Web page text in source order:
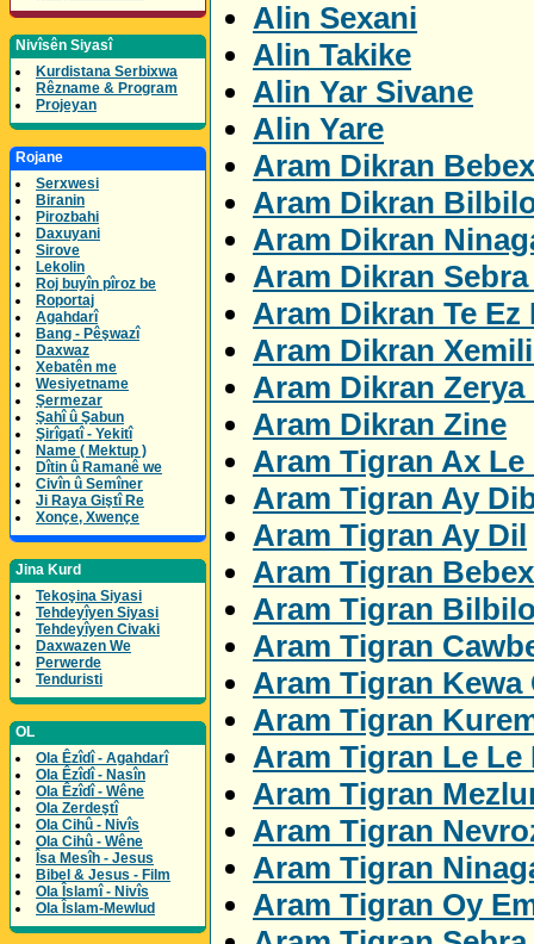
Nivîsên Siyasî
Kurdistana Serbixwa
Rêzname & Program
Projeyan
Rojane
Serxwesi
Biranin
Pirozbahi
Daxuyani
Sirove
Lekolin
Roj buyîn pîroz be
Roportaj
Agahdarî
Bang - Pêşwazî
Daxwaz
Xebatên me
Wesiyetname
Şermezar
Şahî û Şabun
Şirîgatî - Yekitî
Name ( Mektup )
Dîtin û Ramanê we
Civîn û Semîner
Ji Raya Giştî Re
Xonçe, Xwençe
Jina Kurd
Tekoşina Siyasi
Tehdeyîyen Siyasi
Tehdeyîyen Civaki
Daxwazen We
Perwerde
Tenduristi
OL
Ola Êzîdî - Agahdarî
Ola Êzîdî - Nasîn
Ola Êzîdî - Wêne
Ola Zerdeştî
Ola Cihû - Nivîs
Ola Cihû - Wêne
Îsa Mesîh - Jesus
Bibel & Jesus - Film
Ola Îslamî - Nivîs
Ola Îslam-Mewlud
Alin Sexani
Alin Takike
Alin Yar Sivane
Alin Yare
Aram Dikran
Aram Dikran
Aram Dikran
Aram Dikran
Aram Dikran Te
Aram Dikran
Aram Dikran Zerya
Aram Dikran Zine
Aram Tigran Ax Le
Aram Tigran Ay
Aram Tigran Ay Dil
Aram Tigran
Aram Tigran
Aram Tigran
Aram Tigran Kewa
Aram Tigran
Aram Tigran Le Le
Aram Tigran
Aram Tigran
Aram Tigran
Aram Tigran Oy